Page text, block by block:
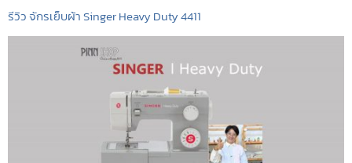
รีวิว จักรเย็บผ้า Singer Heavy Duty 4411